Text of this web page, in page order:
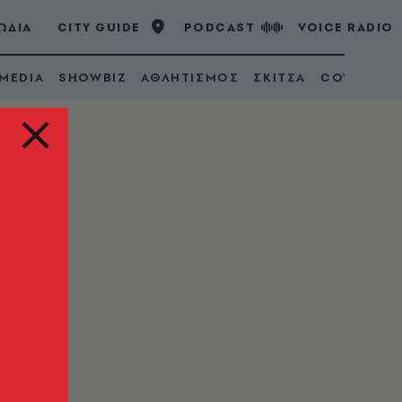
CITY GUIDE PODCAST VOICE RADIO
SHOWBIZ ΑΘΛΗΤΙΣΜΟΣ ΣΚΙΤΣΑ COVID 19